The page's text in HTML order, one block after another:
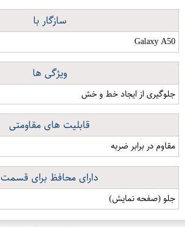
سازگار با
Galaxy A50
ویژگی ها
جلوگیری از ایجاد خط و خش
قابلیت های مقاومتی
مقاوم در برابر ضربه
دارای محافظ برای قسمت
جلو (صفحه نمایش)